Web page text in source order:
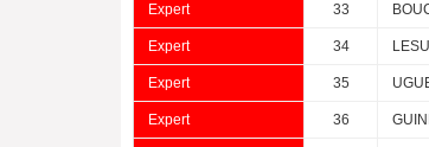
Expert 33
Expert 34
Expert 35
Expert 36